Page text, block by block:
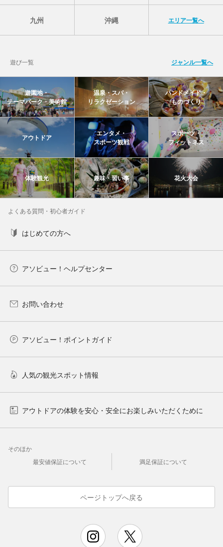
九州 沖縄 エリア一覧へ
遊び一覧 ジャンル一覧へ
遊園地・
テーマパーク・美術館
温泉・スパ・
リラクゼーション
ハンドメイド・
ものづくり
アウトドア
エンタメ・
スポーツ観戦
スポーツ・
フィットネス
体験観光 趣味・習い事 花火大会
よくある質問・初心者ガイド
はじめての方へ
アソビュー！ヘルプセンター
お問い合わせ
アソビュー！ポイントガイド
人気の観光スポット情報
アウトドアの体験を安心・安全にお楽しみいただくために
そのほか
最安値保証について
満足保証について
ページトップへ戻る